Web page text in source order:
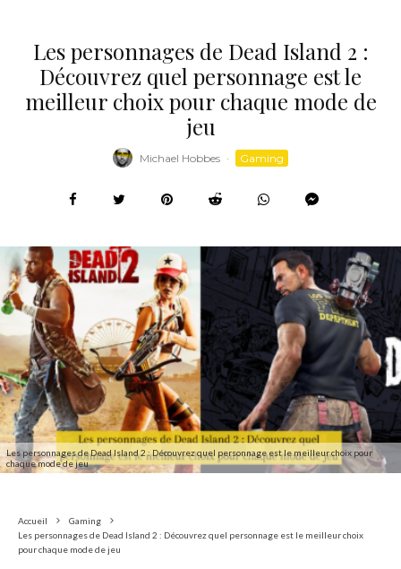
Les personnages de Dead Island 2 :
Découvrez quel personnage est le
meilleur choix pour chaque mode de
jeu
Michael Hobbes · Gaming
Les personnages de Dead Island 2 : Découvrez quel personnage est le meilleur choix pour
chaque mode de jeu
Accueil
Gaming
Les personnages de Dead Island 2 : Découvrez quel personnage est le meilleur choix
pour chaque mode de jeu